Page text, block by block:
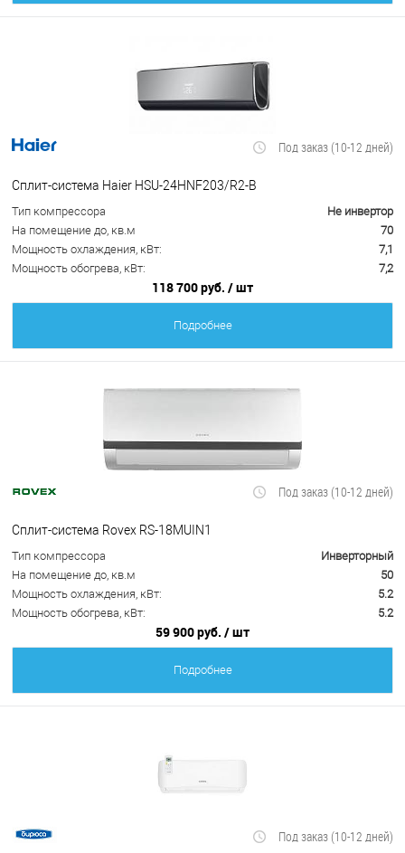
Под заказ (10-12 дней)
Сплит-система Haier HSU-24HNF203/R2-B
Тип компрессора
Не инвертор
На помещение до, кв.м
70
Мощность охлаждения, кВт:
7,1
Мощность обогрева, кВт:
7,2
118 700 руб. / шт
Подробнее
Под заказ (10-12 дней)
Сплит-система Rovex RS-18MUIN1
Тип компрессора
Инверторный
На помещение до, кв.м
50
Мощность охлаждения, кВт:
5.2
Мощность обогрева, кВт:
5.2
59 900 руб. / шт
Подробнее
Под заказ (10-12 дней)